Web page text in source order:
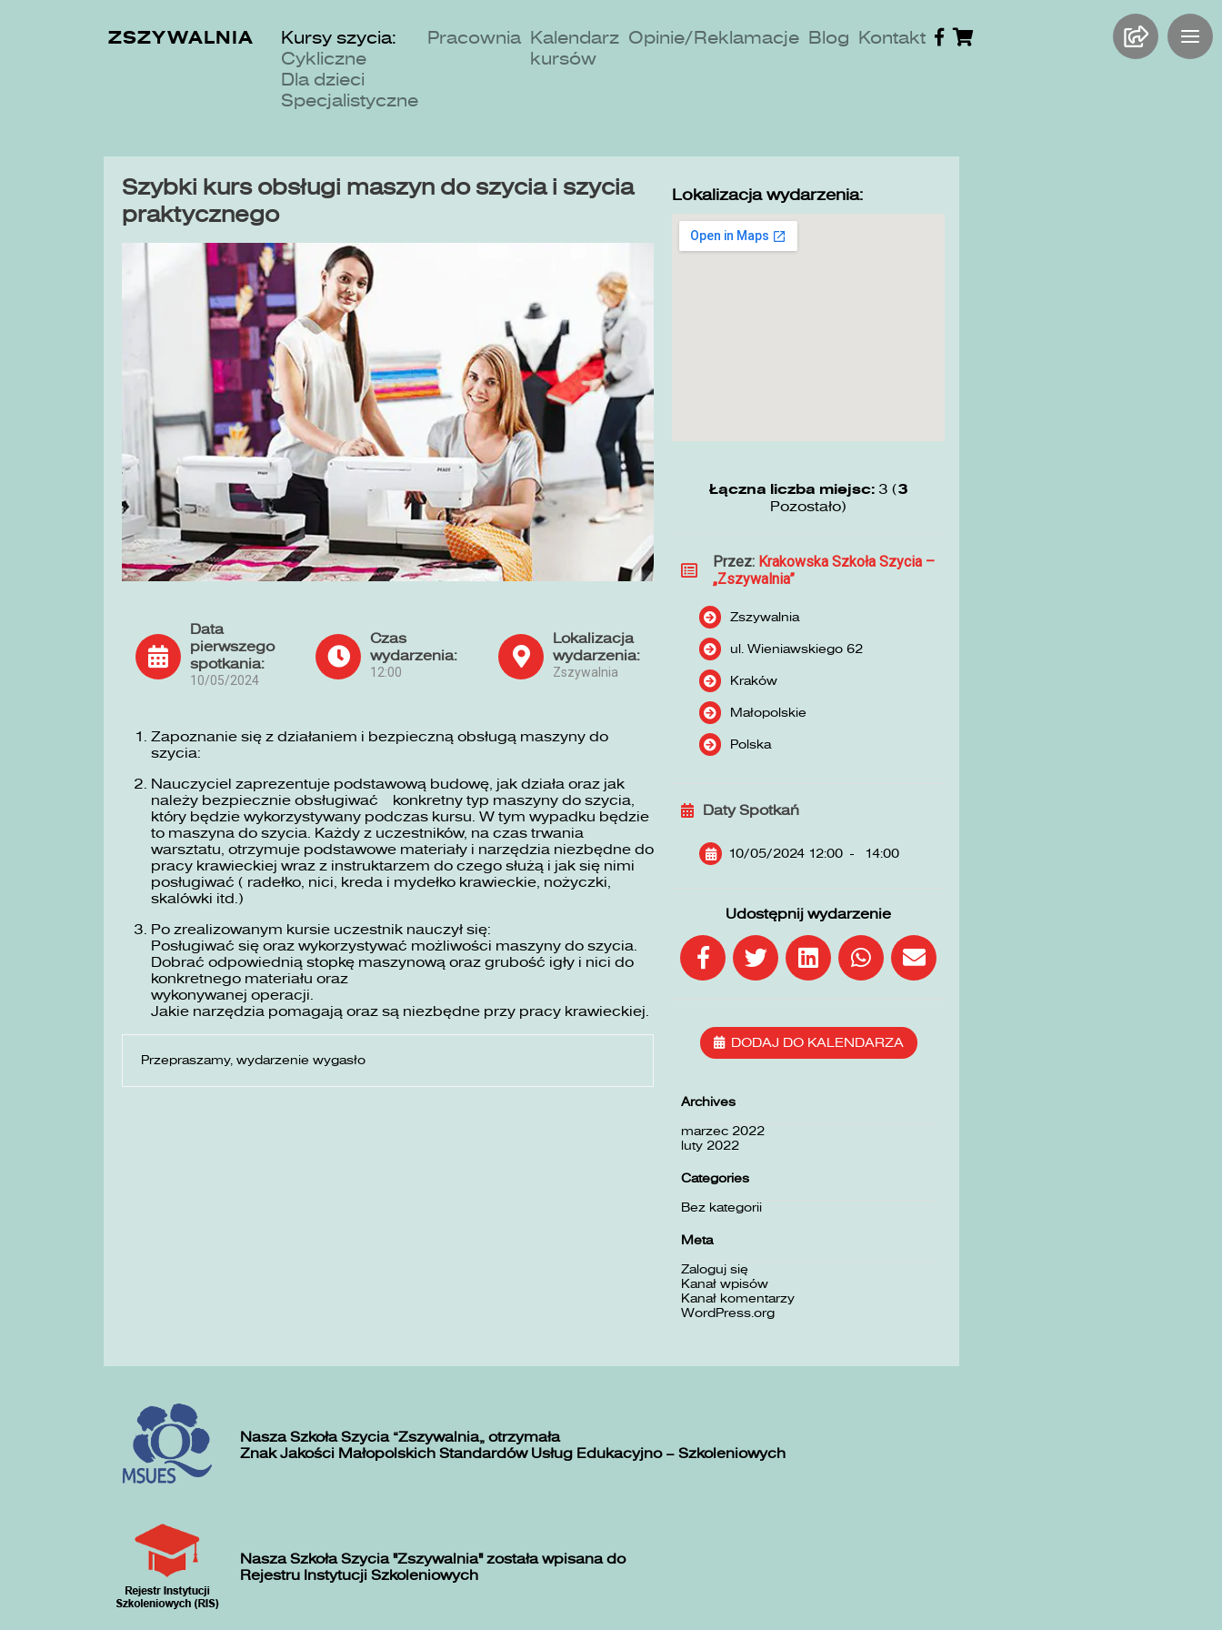
ZSZYWALNIA
Kursy szycia:
Cykliczne
Dla dzieci
Specjalistyczne
Pracownia Kalendarz
kursów
Opinie/Reklamacje Blog Kontakt
Szybki kurs obsługi maszyn do szycia i szycia
praktycznego
Data
pierwszego
spotkania:
10/05/2024
Czas
wydarzenia:
12:00
Lokalizacja
wydarzenia:
Zszywalnia
Zapoznanie się z działaniem i bezpieczną obsługą maszyny do
szycia:
Nauczyciel zaprezentuje podstawową budowę, jak działa oraz jak
należy bezpiecznie obsługiwać konkretny typ maszyny do szycia,
który będzie wykorzystywany podczas kursu. W tym wypadku będzie
to maszyna do szycia. Każdy z uczestników, na czas trwania
warsztatu, otrzymuje podstawowe materiały i narzędzia niezbędne do
pracy krawieckiej wraz z instruktarzem do czego służą i jak się nimi
posługiwać ( radełko, nici, kreda i mydełko krawieckie, nożyczki,
skalówki itd.)
Po zrealizowanym kursie uczestnik nauczył się:
Posługiwać się oraz wykorzystywać możliwości maszyny do szycia.
Dobrać odpowiednią stopkę maszynową oraz grubość igły i nici do
konkretnego materiału oraz
wykonywanej operacji.
Jakie narzędzia pomagają oraz są niezbędne przy pracy krawieckiej.
Przepraszamy, wydarzenie wygasło
Lokalizacja wydarzenia:
Łączna liczba miejsc: 3 (3
Pozostało)
Przez: Krakowska Szkoła Szycia –
„Zszywalnia”
Zszywalnia
ul. Wieniawskiego 62
Kraków
Małopolskie
Polska
Daty Spotkań
10/05/2024 12:00 - 14:00
Udostępnij wydarzenie
DODAJ DO KALENDARZA
Archives
marzec 2022
luty 2022
Categories
Bez kategorii
Meta
Zaloguj się
Kanał wpisów
Kanał komentarzy
WordPress.org
Nasza Szkoła Szycia „Zszywalnia” otrzymała
Znak Jakości Małopolskich Standardów Usług Edukacyjno – Szkoleniowych
Nasza Szkoła Szycia "Zszywalnia" została wpisana do
Rejestru Instytucji Szkoleniowych